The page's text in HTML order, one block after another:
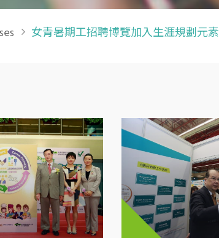
女青暑期工招聘博覽加入生涯規劃元素